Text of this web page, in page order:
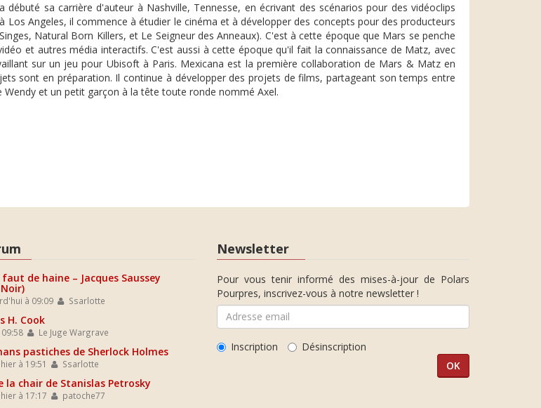
sa carrière d'auteur à Nashville, Tennesse, en écrivant des scénarios pour des vidéoclips
Los Angeles, il commence à étudier le cinéma et à développer des concepts pour des producteurs
Natural Born Killers, et Le Seigneur des Anneaux). C'est à cette époque que Mars se penche
et autres média interactifs. C'est aussi à cette époque qu'il fait la connaissance de Matz, avec
sur un jeu pour Ubisoft à Paris. Mexicana est la première collaboration de Mars & Matz en
sont en préparation. Il continue à développer des projets de films, partageant son temps entre
Wendy et un petit garçon à la tête toute ronde nommé Axel.
faut de haine – Jacques Saussey
à 09:09 Ssarlotte
H. Cook
Le Juge Wargrave
pastiches de Sherlock Holmes
à 19:51 Ssarlotte
la chair de Stanislas Petrosky
à 17:17 patoche77
Newsletter
Pour vous tenir informé des mises-à-jour de Polars
Pourpres, inscrivez-vous à notre newsletter !
Inscription Désinscription